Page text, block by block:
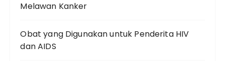
Melawan Kanker
Obat yang Digunakan untuk Penderita HIV
dan AIDS